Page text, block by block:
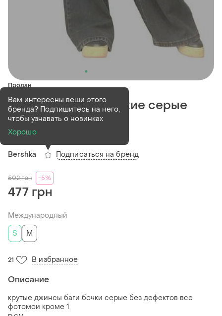
Продан
Джинсы баги широкие серые
тертые
Bershka
Вам интересны вещи этого
бренда? Подпишитесь на него,
чтобы узнавать о новинках
Хорошо
Подписаться на бренд
502грн -5%
477 грн
Международный
S
M
21 В избранное
Описание
крутые джинсы баги бочки серые без дефектов все
фотомои кроме 1